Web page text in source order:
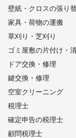
壁紙・クロスの張り
家具・荷物の運搬
草刈り・芝刈り
ゴミ屋敷の片付け・
ドア交換・修理
鍵交換・修理
空室クリーニング
税理士
確定申告の税理士
顧問税理士